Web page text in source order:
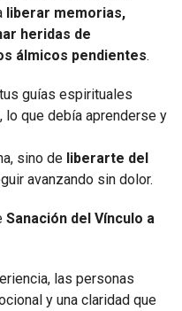
liberar memorias,
heridas de
álmicos pendientes.
guías espirituales
que debía aprenderse y
sino de liberarte del
avanzando sin dolor.
Sanación del Vínculo a
las personas
y una claridad que